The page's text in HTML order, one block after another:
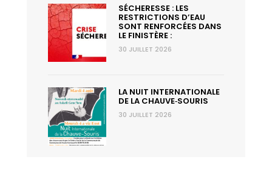
SÉCHERESSE : LES
RESTRICTIONS D’EAU
SONT RENFORCÉES DANS
LE FINISTÈRE :
30 JUILLET 2026
LA NUIT INTERNATIONALE
DE LA CHAUVE‑SOURIS
30 JUILLET 2026